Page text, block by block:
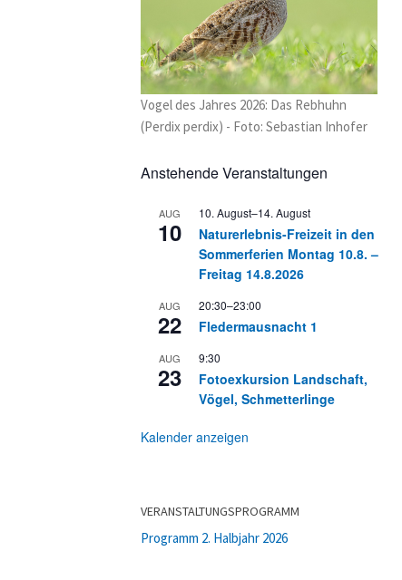
Vogel des Jahres 2026: Das Rebhuhn
(Perdix perdix) - Foto: Sebastian Inhofer
Anstehende Veranstaltungen
AUG
10
10. August–14. August
Naturerlebnis-Freizeit in den
Sommerferien Montag 10.8. –
Freitag 14.8.2026
AUG
22
20:30–23:00
Fledermausnacht 1
AUG
23
9:30
Fotoexkursion Landschaft,
Vögel, Schmetterlinge
Kalender anzeigen
VERANSTALTUNGSPROGRAMM
Programm 2. Halbjahr 2026